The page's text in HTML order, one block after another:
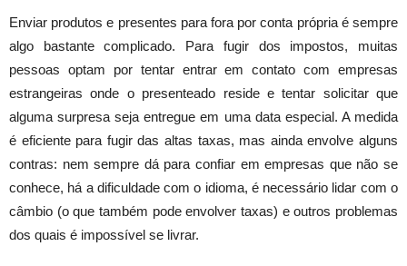
Enviar produtos e presentes para fora por conta própria é sempre
algo bastante complicado. Para fugir dos impostos, muitas
pessoas optam por tentar entrar em contato com empresas
estrangeiras onde o presenteado reside e tentar solicitar que
alguma surpresa seja entregue em uma data especial. A medida
é eficiente para fugir das altas taxas, mas ainda envolve alguns
contras: nem sempre dá para confiar em empresas que não se
conhece, há a dificuldade com o idioma, é necessário lidar com o
câmbio (o que também pode envolver taxas) e outros problemas
dos quais é impossível se livrar.